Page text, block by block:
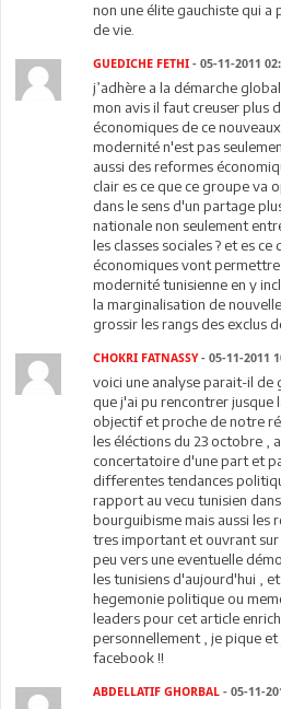
non une élite gauchiste qui
de vie.
GUEDICHE FETHI - 05-11-2011
j’adhère a la démarche
mon avis il faut creuser plus
économiques de ce
modernité n'est pas
aussi des reformes
clair es ce que ce groupe va
dans le sens d'un partage
nationale non seulement
les classes sociales ? et es
économiques vont
modernité tunisienne en y
la marginalisation de
grossir les rangs des exclus
CHOKRI FATNASSY- 05-11-2011
voici une analyse parait-il de
que j'ai pu rencontrer
objectif et proche de notre
les éléctions du 23 octobre ,
concertatoire d'une part et
differentes tendances
rapport au vecu tunisien
bourguibisme mais aussi les
tres important et ouvrant
peu vers une eventuelle
les tunisiens d'aujourd'hui ,
hegemonie politique ou
leaders pour cet article
personnellement , je pique
facebook !!
ABDELLATIF GHORBAL - 05-11-